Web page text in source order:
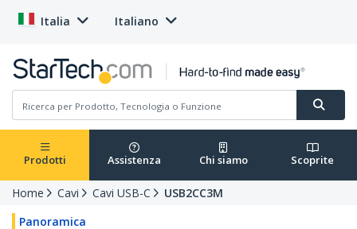
Italia Italiano
Prodotti Assistenza Chi siamo Scoprite
Home Cavi Cavi USB-C
USB2CC3M
Panoramica